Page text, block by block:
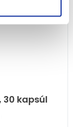
30 kapsúl